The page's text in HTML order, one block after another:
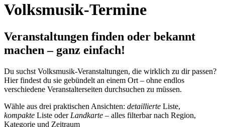
Volksmusik-Termine
Veranstaltungen finden oder bekannt
machen – ganz einfach!
Du suchst Volksmusik-Veranstaltungen, die wirklich zu dir passen?
Hier findest du sie gebündelt an einem Ort – ohne endlos
verschiedene Veranstalterseiten durchsuchen zu müssen.
Wähle aus drei praktischen Ansichten: detaillierte Liste,
kompakte Liste oder Landkarte – alles filterbar nach Region,
Kategorie und Zeitraum